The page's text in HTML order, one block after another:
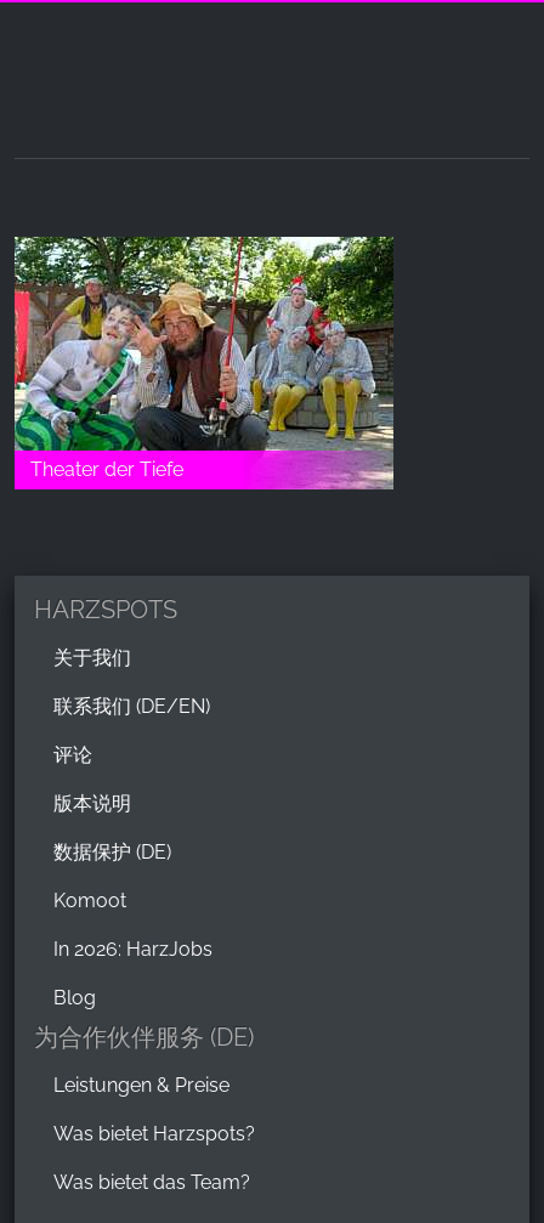
Theater der Tiefe
HARZSPOTS
关于我们
联系我们 (DE/EN)
评论
版本说明
数据保护 (DE)
Komoot
In 2026: HarzJobs
Blog
为合作伙伴服务 (DE)
Leistungen & Preise
Was bietet Harzspots?
Was bietet das Team?